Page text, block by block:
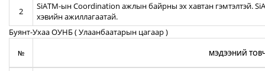
2
SiATM-ын Coordination ажлын байрны эх хавтан гэмтэлтэй.
хэвийн ажиллагаатай.
Буянт-Ухаа ОУНБ ( Улаанбаатарын цагаар )
№ МЭДЭЭНИЙ